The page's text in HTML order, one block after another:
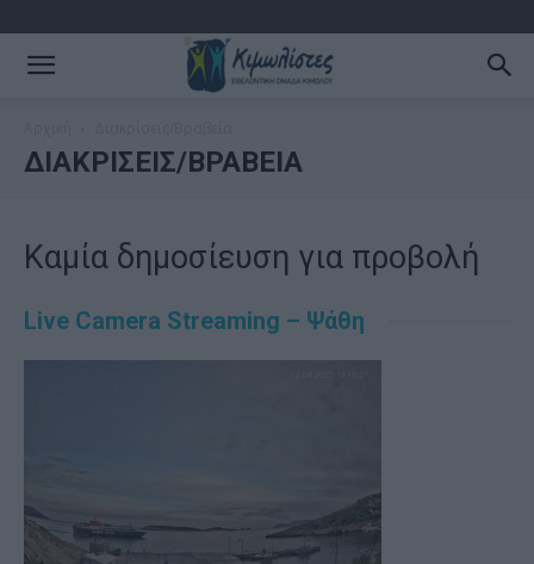
ΔΙΑΚΡΊΣΕΙΣ/ΒΡΑΒΕΊΑ
Καμία δημοσίευση για προβολή
Live Camera Streaming – Ψάθη